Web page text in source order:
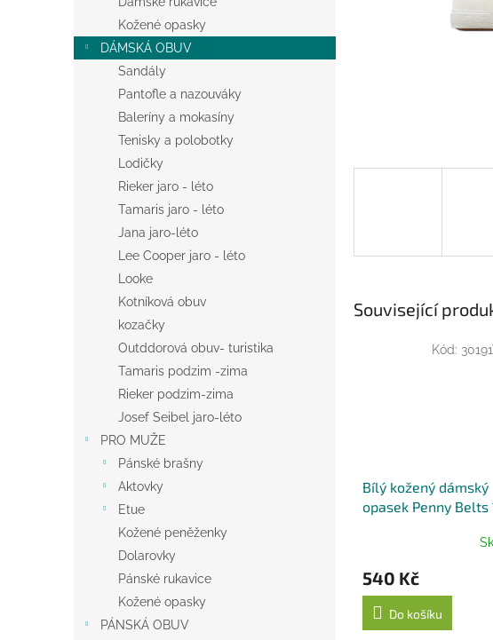
l
Kožené opasky
DÁMSKÁ OBUV
Sandály
Pantofle a nazouváky
Baleríny a mokasíny
Tenisky a polobotky
Lodičky
Rieker jaro - léto
Tamaris jaro - léto
Jana jaro-léto
Lee Cooper jaro - léto
Looke
Kotníková obuv
kozačky
Outddorová obuv- turistika
Tamaris podzim -zima
Rieker podzim-zima
Josef Seibel jaro-léto
PRO MUŽE
Pánské brašny
Aktovky
Etue
Kožené peněženky
Dolarovky
Pánské rukavice
Kožené opasky
PÁNSKÁ OBUV
Související
Bílý kožený dámský
opasek Penny Belts
540 Kč
Do košíku
Kód: